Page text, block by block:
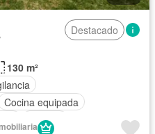
Destacado
130 m²
Cocina equipada
Internet